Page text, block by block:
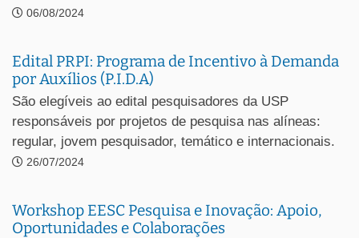
06/08/2024
Edital PRPI: Programa de Incentivo à Demanda
por Auxílios (P.I.D.A)
São elegíveis ao edital pesquisadores da USP
responsáveis por projetos de pesquisa nas alíneas:
regular, jovem pesquisador, temático e internacionais.
26/07/2024
Workshop EESC Pesquisa e Inovação: Apoio,
Oportunidades e Colaborações